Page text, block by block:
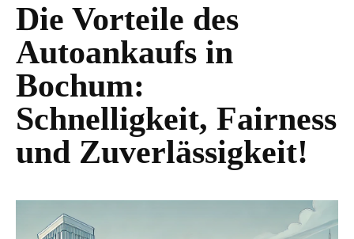
Die Vorteile des
Autoankaufs in
Bochum:
Schnelligkeit, Fairness
und Zuverlässigkeit!